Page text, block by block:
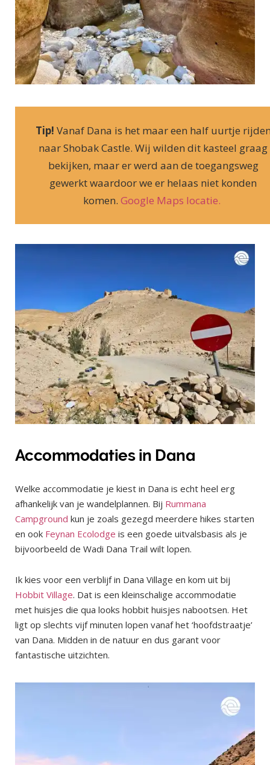
Tip! Vanaf Dana is het maar een half uurtje
naar Shobak Castle. Wij wilden dit kasteel graag
bekijken, maar er werd aan de toegangsweg
gewerkt waardoor we er helaas niet konden
komen. Google Maps locatie.
Accommodaties in Dana
Welke accommodatie je kiest in Dana is echt heel erg
afhankelijk van je wandelplannen. Bij Rummana
Campground kun je zoals gezegd meerdere hikes starten
en ook Feynan Ecolodge is een goede uitvalsbasis als je
bijvoorbeeld de Wadi Dana Trail wilt lopen.
Ik kies voor een verblijf in Dana Village en kom uit bij
Hobbit Village. Dat is een kleinschalige accommodatie
met huisjes die qua looks hobbit huisjes nabootsen. Het
ligt op slechts vijf minuten lopen vanaf het ‘hoofdstraatje’
van Dana. Midden in de natuur en dus garant voor
fantastische uitzichten.